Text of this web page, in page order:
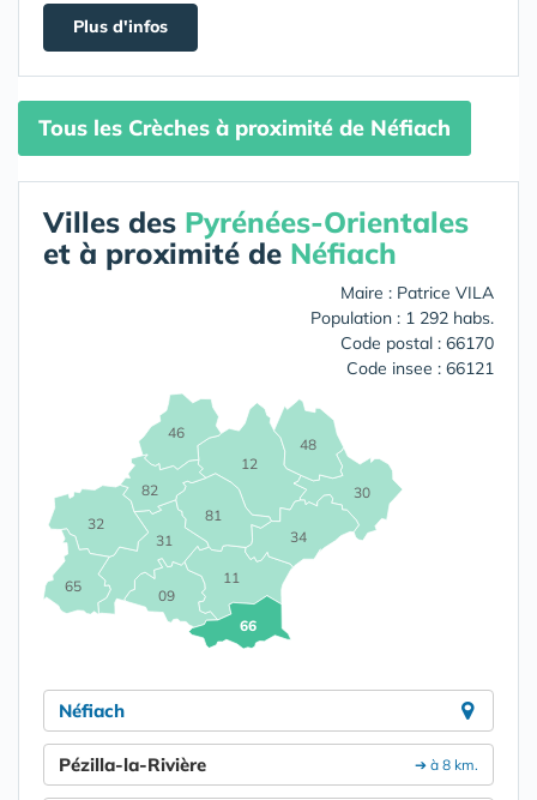
Plus d'infos
Tous les Crèches à proximité de Néfiach
Villes des Pyrénées-Orientales
et à proximité de Néfiach
Maire : Patrice VILA
Population : 1 292 habs.
Code postal : 66170
Code insee : 66121
09
11
12
30
31
32
34
46
48
65
66
81
82
Néfiach
➔ à 8 km.
Pézilla-la-Rivière